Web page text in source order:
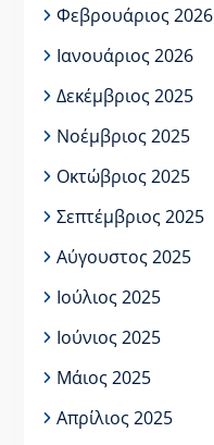
Φεβρουάριος 2026
Ιανουάριος 2026
Δεκέμβριος 2025
Νοέμβριος 2025
Οκτώβριος 2025
Σεπτέμβριος 2025
Αύγουστος 2025
Ιούλιος 2025
Ιούνιος 2025
Μάιος 2025
Απρίλιος 2025